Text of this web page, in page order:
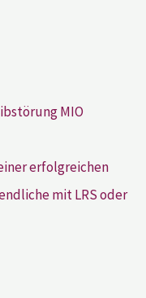
erfolgreichen
mit LRS oder